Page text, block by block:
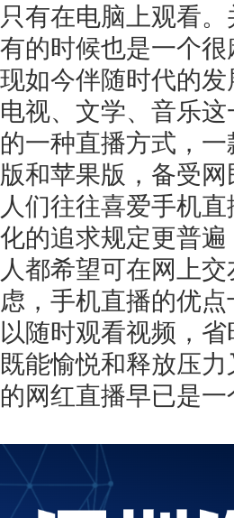
只有在电脑上观看
有的时候也是一个很
现如今伴随时代的
电视、文学、音乐
的一种直播方式，
版和苹果版，备受网
人们往往喜爱手机
化的追求规定更普
人都希望可在网上
虑，手机直播的优
以随时观看视频，
既能愉悦和释放压
的网红直播早已是